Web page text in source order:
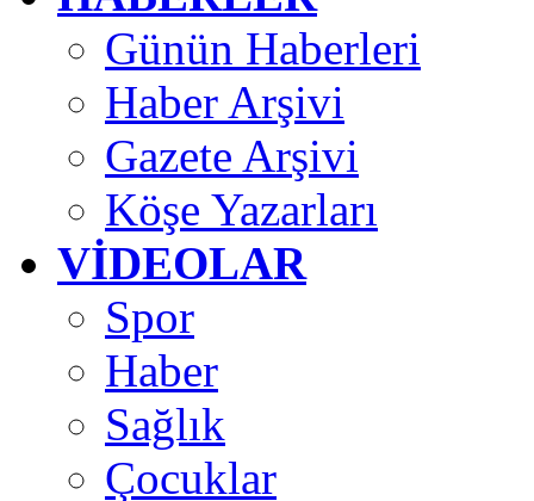
Günün Haberleri
Haber Arşivi
Gazete Arşivi
Köşe Yazarları
VİDEOLAR
Spor
Haber
Sağlık
Çocuklar